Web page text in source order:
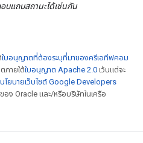
บแถบสถานะได้เช่นกัน
ใบอนุญาตที่ต้องระบุที่มาของครีเอทีฟคอม
ภายใต้ใบอนุญาต Apache 2.0 เว้นแต่จะ
นโยบายเว็บไซต์ Google Developers
อง Oracle และ/หรือบริษัทในเครือ